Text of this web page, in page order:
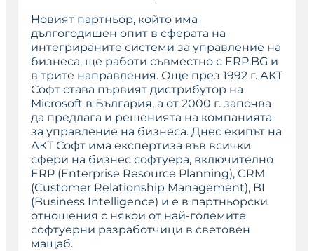
Новият партньор, който има
дългогодишен опит в сферата на
интегрираните системи за управление на
бизнеса, ще работи съвместно с ERP.BG и
в трите направления. Още през 1992 г. АКТ
Софт става първият дистрибутор на
Microsoft в България, а от 2000 г. започва
да предлага и решенията на компанията
за управление на бизнеса. Днес екипът на
АКТ Софт има експертиза във всички
сфери на бизнес софтуера, включително
ERP (Enterprise Resource Planning), CRM
(Customer Relationship Management), BI
(Business Intelligence) и е в партньорски
отношения с някои от най-големите
софтуерни разработчици в световен
мащаб.